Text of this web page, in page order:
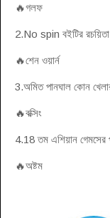
🔥গলফ
2.No spin বইটির
🔥শেন ওয়ার্ন
3.অমিত পানঘাল কোন
🔥বক্সিং
4.18 তম এশিয়ান গেমসের
🔥অষ্টম